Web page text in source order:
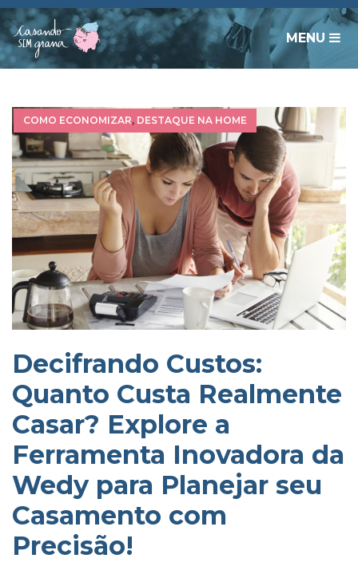
MENU
COMO ECONOMIZAR, DESTAQUE NA HOME
Decifrando Custos:
Quanto Custa Realmente
Casar? Explore a
Ferramenta Inovadora da
Wedy para Planejar seu
Casamento com
Precisão!